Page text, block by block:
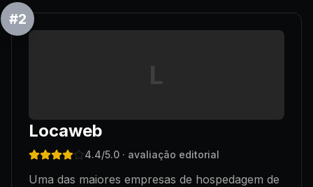
#2
L
Locaweb
4.4/5.0 · avaliação editorial
Uma das maiores empresas de hospedagem de